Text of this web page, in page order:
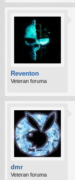
Reventon
Veteran foruma
dmr
Veteran foruma